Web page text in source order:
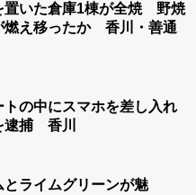
置いた倉庫1棟が全焼 野焼
燃え移ったか 香川・善通
トの中にスマホを差し入れ
捕 香川
とライムグリーンが魅